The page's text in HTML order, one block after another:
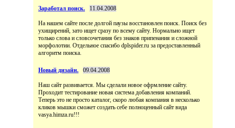
Заработал поиск. 11.04.2008
На нашем сайте после долгой паузы восстановлен поиск. Поиск без
ухищирений, зато ищет сразу по всему сайту. Нормально ищет
только слова и словсочетания без знаков припенания и сложной
морфолотии. Отдельное спасибо dplspider.ru за предоставленный
алгоритм поиска.
Новый дизайн. 09.04.2008
Наш сайт развивается. Мы сделали новое офрмление сайту.
Проходит тестирование новая система добавления компаний.
Теперь это не просто каталог, скоро любая компания в несколько
кликов мышки сможет создать себе полноценный сайт вида
vasya.himza.ru!!!